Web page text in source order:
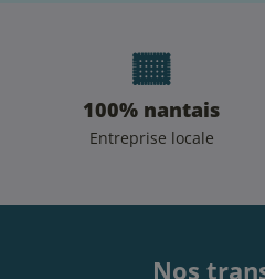
100% nantais
Entreprise locale
Nos